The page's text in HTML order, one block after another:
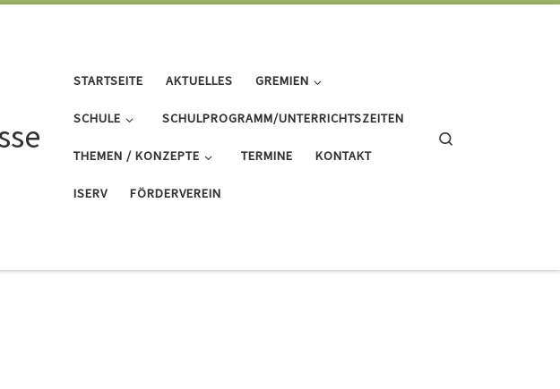
STARTSEITE AKTUELLES GREMIEN
SCHULE SCHULPROGRAMM/UNTERRICHTSZEITEN
THEMEN / KONZEPTE TERMINE KONTAKT
ISERV FÖRDERVEREIN